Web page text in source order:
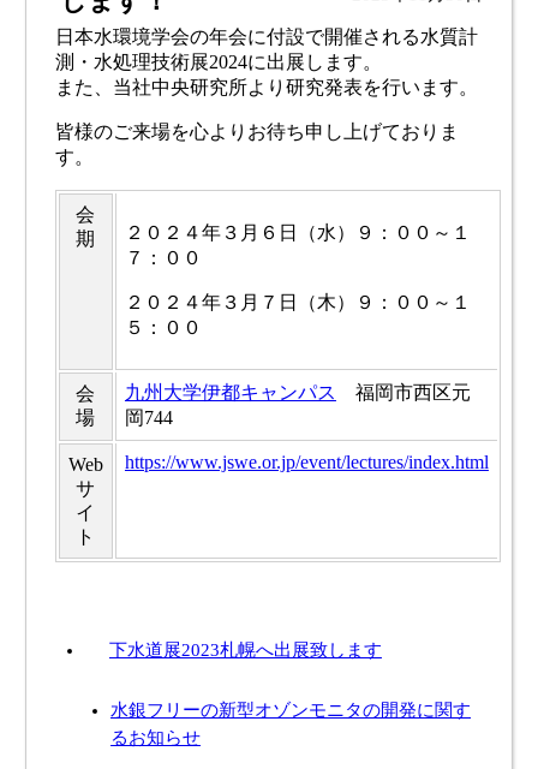
日本水環境学会の年会に付設で開催される水質計
測・水処理技術展2024に出展します。
また、当社中央研究所より研究発表を行います。
皆様のご来場を心よりお待ち申し上げておりま
す。
会
期
２０２４年３月６日（水）９：００～１
７：００
２０２４年３月７日（木）９：００～１
５：００
会
場
九州大学伊都キャンパス
福岡市西区元
岡744
Web
サ
イ
ト
https://www.jswe.or.jp/event/lectures/index.html
下水道展2023札幌へ出展致します
水銀フリーの新型オゾンモニタの開発に関す
るお知らせ